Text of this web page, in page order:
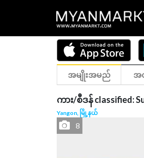
အမျိုးအမည် အ
ကား/စီဒန် classified:
Yangon, မြို့နယ်
8